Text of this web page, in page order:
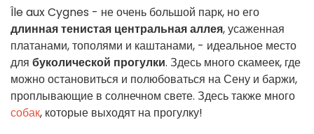
Île aux Cygnes - не очень большой парк, но его
длинная тенистая центральная аллея, усаженная
платанами, тополями и каштанами, - идеальное место
для буколической прогулки. Здесь много скамеек, где
можно остановиться и полюбоваться на Сену и баржи,
проплывающие в солнечном свете. Здесь также много
собак, которые выходят на прогулку!